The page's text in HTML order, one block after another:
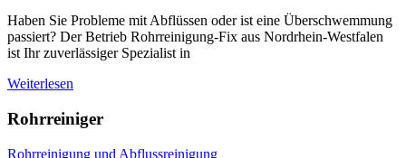
Haben Sie Probleme mit Abflüssen oder ist eine Überschwemmung
passiert? Der Betrieb Rohrreinigung-Fix aus Nordrhein-Westfalen
ist Ihr zuverlässiger Spezialist in
Weiterlesen
Rohrreiniger
Rohrreinigung und Abflussreinigung